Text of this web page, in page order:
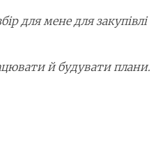
для мене для закупівлі
й будувати плани.